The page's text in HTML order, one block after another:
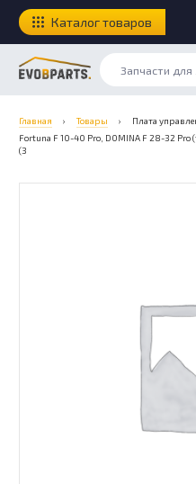
Каталог товаров
Главная › Товары ›
Плата
Fortuna F 10-40 Pro, DOMINA F 28-32 Pro
(3